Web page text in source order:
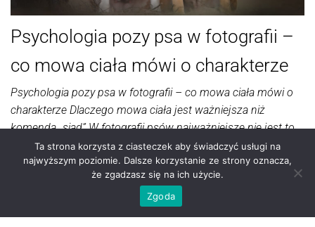
Psychologia pozy psa w fotografii –
co mowa ciała mówi o charakterze
Psychologia pozy psa w fotografii – co mowa ciała mówi o
charakterze Dlaczego mowa ciała jest ważniejsza niż
komenda „siad” W fotografii psów najważniejsze nie jest to,
czy pies perfekcyjnie wykona komendę. Najważniejsze jest
to, czy na zdjęciu widać jego charakter. Mowa ciała mówi
więcej niż ustawione łapy czy idealnie skierowany pysk w
Ta strona korzysta z ciasteczek aby świadczyć usługi na
najwyższym poziomie. Dalsze korzystanie ze strony oznacza,
że zgadzasz się na ich użycie.
Zgoda